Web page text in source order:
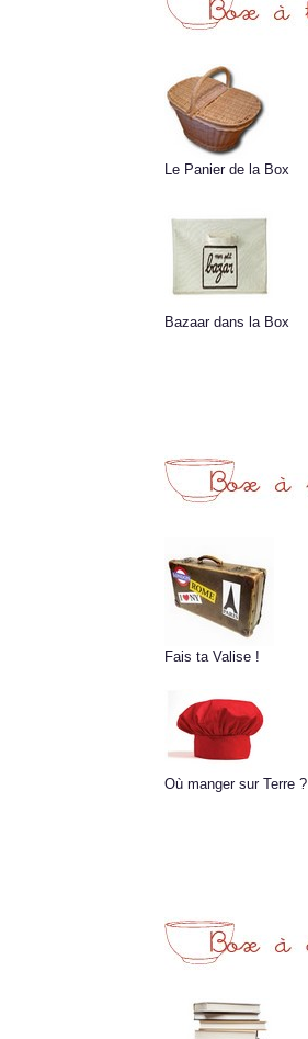
Le Panier de la Box
Bazaar dans la Box
Fais ta Valise !
Où manger sur Terre ?